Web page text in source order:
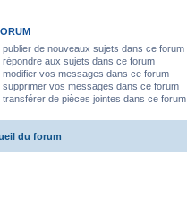
publier de nouveaux sujets dans ce forum
répondre aux sujets dans ce forum
modifier vos messages dans ce forum
supprimer vos messages dans ce forum
transférer de pièces jointes dans ce forum
du forum